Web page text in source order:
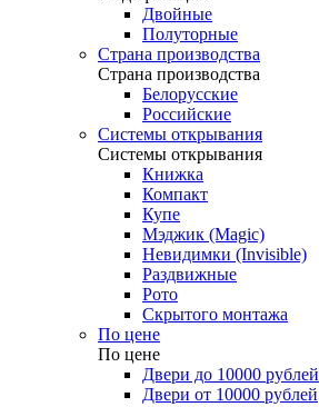
Двойные
Полуторные
Страна производства
Страна производства
Белорусские
Российские
Системы открывания
Системы открывания
Книжка
Компакт
Купе
Мэджик (Magic)
Невидимки (Invisible)
Раздвижные
Рото
Скрытого монтажа
По цене
По цене
Двери до 10000 рублей
Двери от 10000 рублей